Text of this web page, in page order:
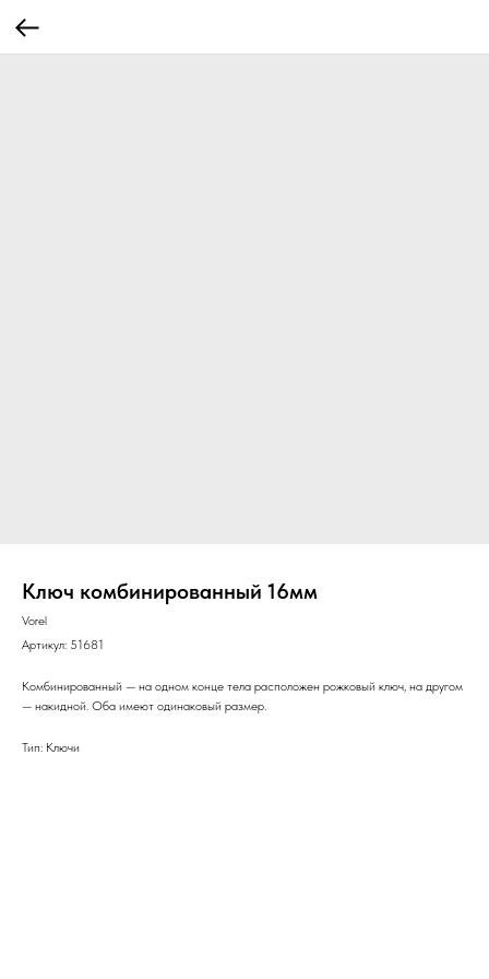
Ключ комбинированный 16мм
Vorel
Артикул: 51681
Комбинированный — на одном конце тела расположен рожковый ключ, на другом
— накидной. Оба имеют одинаковый размер.
Тип: Ключи